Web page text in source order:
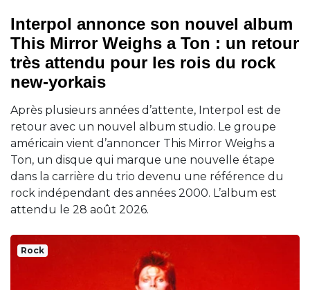
Interpol annonce son nouvel album
This Mirror Weighs a Ton : un retour
très attendu pour les rois du rock
new-yorkais
Après plusieurs années d’attente, Interpol est de
retour avec un nouvel album studio. Le groupe
américain vient d’annoncer This Mirror Weighs a
Ton, un disque qui marque une nouvelle étape
dans la carrière du trio devenu une référence du
rock indépendant des années 2000. L’album est
attendu le 28 août 2026.
Rock